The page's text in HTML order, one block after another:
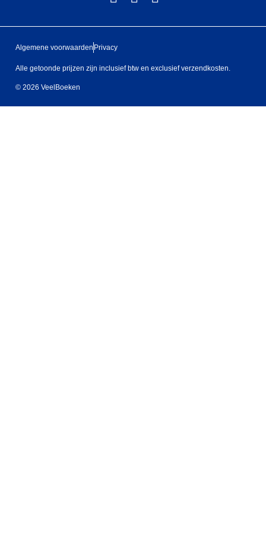
Algemene voorwaarden Privacy
Alle getoonde prijzen zijn inclusief btw en exclusief verzendkosten.
© 2026 VeelBoeken